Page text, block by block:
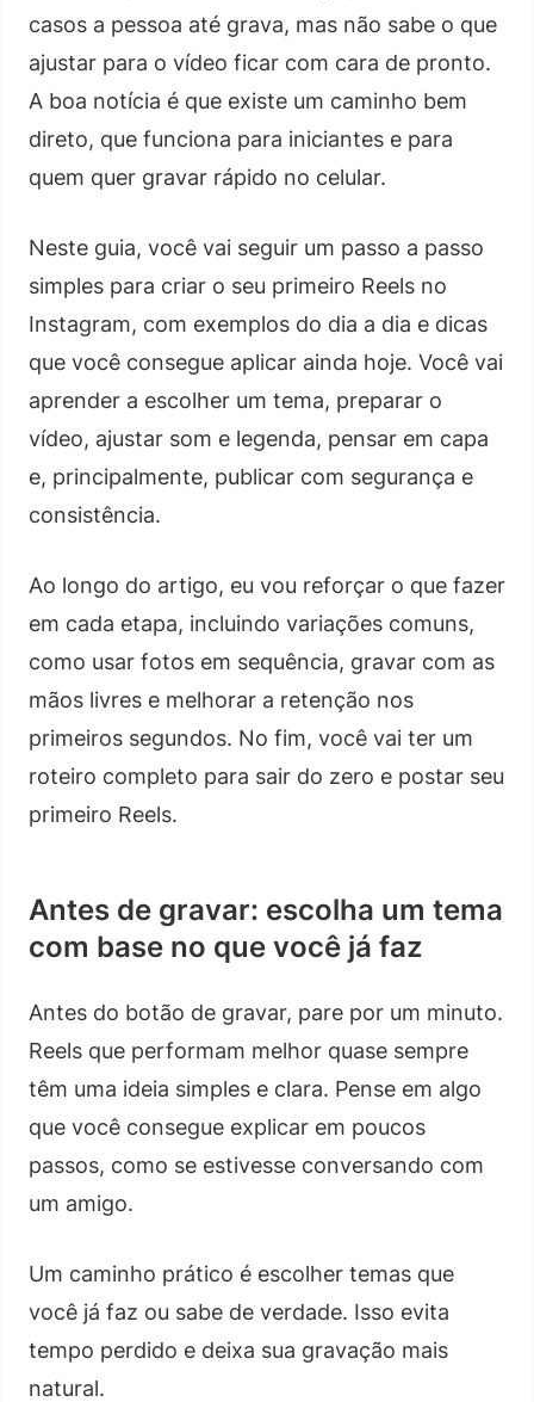
casos a pessoa até grava, mas não sabe o que
ajustar para o vídeo ficar com cara de pronto.
A boa notícia é que existe um caminho bem
direto, que funciona para iniciantes e para
quem quer gravar rápido no celular.
Neste guia, você vai seguir um passo a passo
simples para criar o seu primeiro Reels no
Instagram, com exemplos do dia a dia e dicas
que você consegue aplicar ainda hoje. Você vai
aprender a escolher um tema, preparar o
vídeo, ajustar som e legenda, pensar em capa
e, principalmente, publicar com segurança e
consistência.
Ao longo do artigo, eu vou reforçar o que fazer
em cada etapa, incluindo variações comuns,
como usar fotos em sequência, gravar com as
mãos livres e melhorar a retenção nos
primeiros segundos. No fim, você vai ter um
roteiro completo para sair do zero e postar seu
primeiro Reels.
Antes de gravar: escolha um tema
com base no que você já faz
Antes do botão de gravar, pare por um minuto.
Reels que performam melhor quase sempre
têm uma ideia simples e clara. Pense em algo
que você consegue explicar em poucos
passos, como se estivesse conversando com
um amigo.
Um caminho prático é escolher temas que
você já faz ou sabe de verdade. Isso evita
tempo perdido e deixa sua gravação mais
natural.